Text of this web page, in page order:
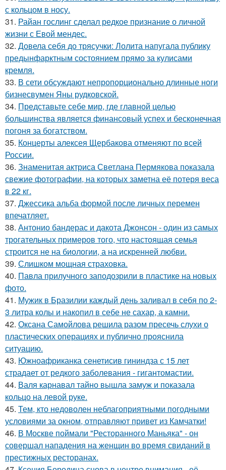
с кольцом в носу.
31. Райан гослинг сделал редкое признание о личной
жизни с Евой мендес.
32. Довела себя до трясучки: Лолита напугала публику
предынфарктным состоянием прямо за кулисами
кремля.
33. В сети обсуждают непропорционально длинные ноги
бизнесвумен Яны рудковской.
34. Представьте себе мир, где главной целью
большинства является финансовый успех и бесконечная
погоня за богатством.
35. Концерты алексея Щербакова отменяют по всей
России.
36. Знаменитая актриса Светлана Пермякова показала
свежие фотографии, на которых заметна её потеря веса
в 22 кг.
37. Джессика альба формой после личных перемен
впечатляет.
38. Антонио бандерас и дакота Джонсон - один из самых
трогательных примеров того, что настоящая семья
строится не на биологии, а на искренней любви.
39. Слишком мощная страховка.
40. Павла прилучного заподозрили в пластике на новых
фото.
41. Мужик в Бразилии каждый день заливал в себя по 2-
3 литра колы и накопил в себе не сахар, а камни.
42. Оксана Самойлова решила разом пресечь слухи о
пластических операциях и публично прояснила
ситуацию.
43. Южноафриканка сенетисив гининдза с 15 лет
страдает от редкого заболевания - гигантомастии.
44. Валя карнавал тайно вышла замуж и показала
кольцо на левой руке.
45. Тем, кто недоволен неблагоприятными погодными
условиями за окном, отправляют привет из Камчатки!
46. В Москве поймали "Ресторанного Маньяка" - он
совершал нападения на женщин во время свиданий в
престижных ресторанах.